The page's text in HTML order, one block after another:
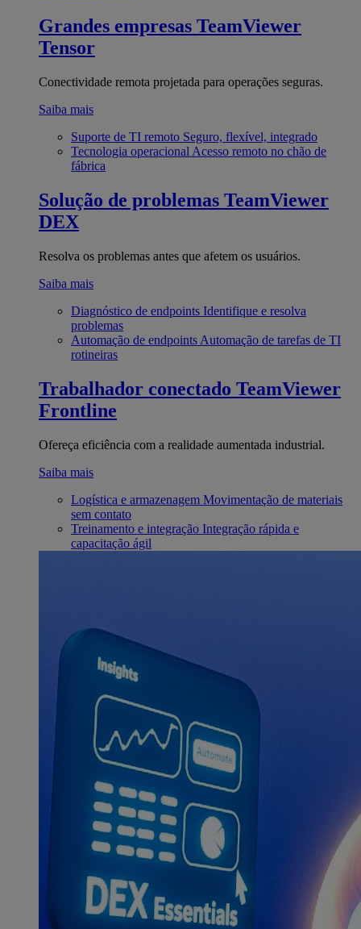
Grandes empresas TeamViewer
Tensor
Conectividade remota projetada para operações seguras.
Saiba mais
Suporte de TI remoto Seguro, flexível, integrado
Tecnologia operacional Acesso remoto no chão de
fábrica
Solução de problemas TeamViewer
DEX
Resolva os problemas antes que afetem os usuários.
Saiba mais
Diagnóstico de endpoints Identifique e resolva
problemas
Automação de endpoints Automação de tarefas de TI
rotineiras
Trabalhador conectado TeamViewer
Frontline
Ofereça eficiência com a realidade aumentada industrial.
Saiba mais
Logística e armazenagem Movimentação de materiais
sem contato
Treinamento e integração Integração rápida e
capacitação ágil